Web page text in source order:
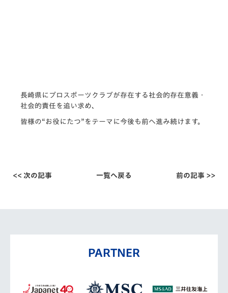
長崎県にプロスポーツクラブが存在する社会的存在意義・
社会的責任を追い求め、
皆様の“お役にたつ”をテーマに今後も前へ進み続けます。
<< 次の記事 一覧へ戻る 前の記事 >>
PARTNER